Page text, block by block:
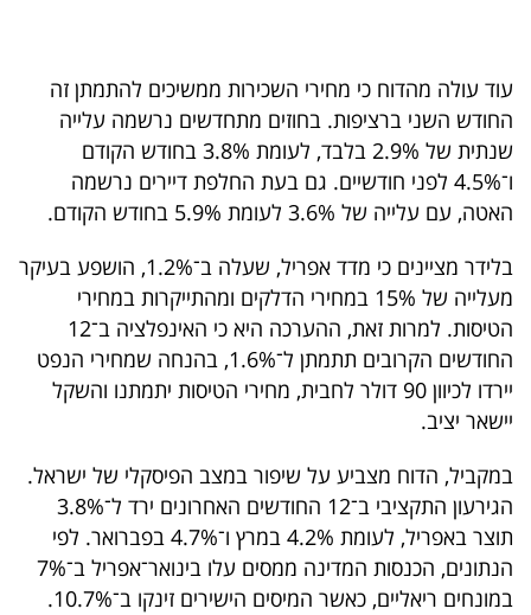
הכלכלי
פודקאסט
40
UNDER
40
שיתופי
פעולה
דרושים
ניוזלטרים
עוד עולה מהדוח כי מחירי השכירות ממשיכים להתמתן זה
החודש השני ברציפות. בחוזים מתחדשים נרשמה עלייה
שנתית של 2.9% בלבד, לעומת 3.8% בחודש הקודם
ו־4.5% לפני חודשיים. גם בעת החלפת דיירים נרשמה
האטה, עם עלייה של 3.6% לעומת 5.9% בחודש הקודם.
בלידר מציינים כי מדד אפריל, שעלה ב־1.2%, הושפע בעיקר
מעלייה של 15% במחירי הדלקים ומהתייקרות במחירי
הטיסות. למרות זאת, ההערכה היא כי האינפלציה ב־12
החודשים הקרובים תתמתן ל־1.6%, בהנחה שמחירי הנפט
יירדו לכיוון 90 דולר לחבית, מחירי הטיסות יתמתנו והשקל
יישאר יציב.
במקביל, הדוח מצביע על שיפור במצב הפיסקלי של ישראל.
הגירעון התקציבי ב־12 החודשים האחרונים ירד ל־3.8%
תוצר באפריל, לעומת 4.2% במרץ ו־4.7% בפברואר. לפי
הנתונים, הכנסות המדינה ממסים עלו בינואר־אפריל ב־7%
במונחים ריאליים, כאשר המיסים הישירים זינקו ב־10.7%.